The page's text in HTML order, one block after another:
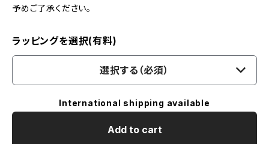
予めご了承ください。
ラッピングを選択(有料)
選択する（必須）
International shipping available
Add to cart